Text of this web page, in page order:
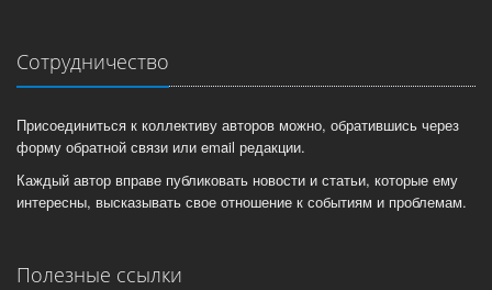
Сотрудничество
Присоединиться к коллективу авторов можно, обратившись через
форму обратной связи или email редакции.
Каждый автор вправе публиковать новости и статьи, которые ему
интересны, высказывать свое отношение к событиям и проблемам.
Полезные ссылки